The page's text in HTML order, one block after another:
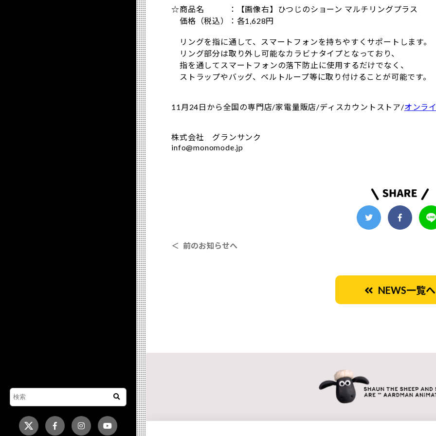
☆商品名 ：【画像右】ひつじのショーン マルチリングプラス
価格（税込）：各1,628円
リングを指に通して、スマートフォンを持ちやすくサポートします。
リング部分は取り外し可能なカラビナタイプとなっており、
指を通してスマートフォンの落下防止に使用するだけでなく、
ストラップやバッグ、ベルトループ等に取り付けることが可能です。
11月24日から全国の専門店/家電量販店/ディスカウントストア/オンラ
株式会社 グランサンク
info@monomode.jp
＜ 前のお知らせへ
NEWS一覧へ